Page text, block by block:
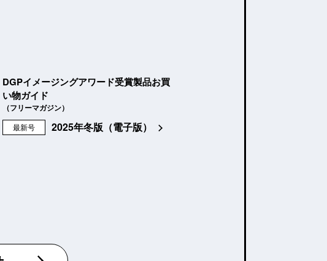
DGPイメージングアワード受賞製品お買
い物ガイド
（フリーマガジン）
最新号 2025年冬版（電子版）